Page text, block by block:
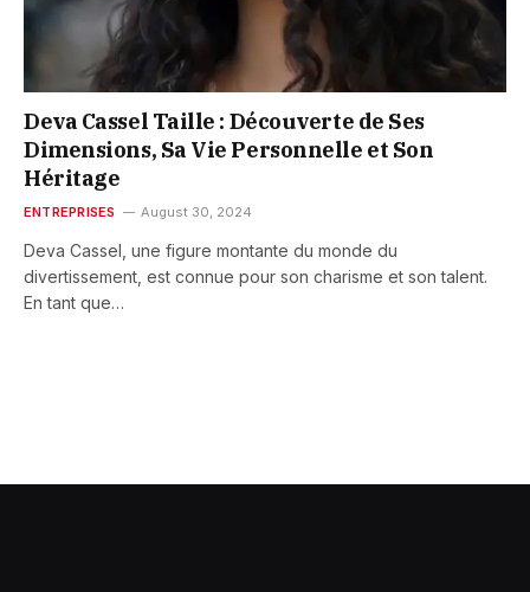
Deva Cassel Taille : Découverte de Ses
Dimensions, Sa Vie Personnelle et Son
Héritage
ENTREPRISES August 30, 2024
Deva Cassel, une figure montante du monde du
divertissement, est connue pour son charisme et son talent.
En tant que…